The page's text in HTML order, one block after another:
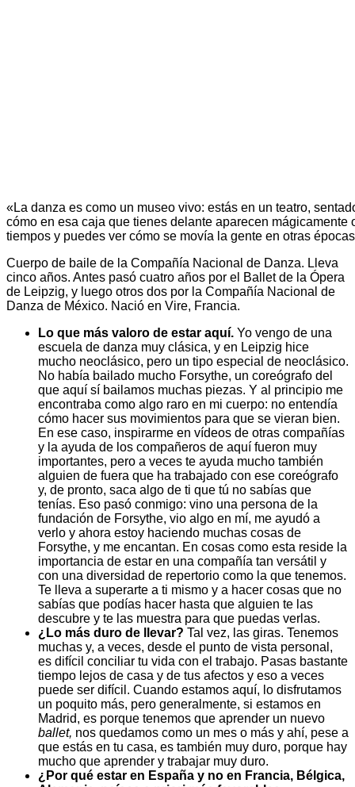
«La danza es como un museo vivo: estás en un teatro,
cómo en esa caja que tienes delante aparecen mágicamente
tiempos y puedes ver cómo se movía la gente en otras
Cuerpo de baile de la Compañía Nacional de Danza. Lleva
cinco años. Antes pasó cuatro años por el Ballet de la Ópera
de Leipzig, y luego otros dos por la Compañía Nacional de
Danza de México. Nació en Vire, Francia.
Lo que más valoro de estar aquí. Yo vengo de una
escuela de danza muy clásica, y en Leipzig hice
mucho neoclásico, pero un tipo especial de neoclásico.
No había bailado mucho Forsythe, un coreógrafo del
que aquí sí bailamos muchas piezas. Y al principio me
encontraba como algo raro en mi cuerpo: no entendía
cómo hacer sus movimientos para que se vieran bien.
En ese caso, inspirarme en vídeos de otras compañías
y la ayuda de los compañeros de aquí fueron muy
importantes, pero a veces te ayuda mucho también
alguien de fuera que ha trabajado con ese coreógrafo
y, de pronto, saca algo de ti que tú no sabías que
tenías. Eso pasó conmigo: vino una persona de la
fundación de Forsythe, vio algo en mí, me ayudó a
verlo y ahora estoy haciendo muchas cosas de
Forsythe, y me encantan. En cosas como esta reside la
importancia de estar en una compañía tan versátil y
con una diversidad de repertorio como la que tenemos.
Te lleva a superarte a ti mismo y a hacer cosas que no
sabías que podías hacer hasta que alguien te las
descubre y te las muestra para que puedas verlas.
¿Lo más duro de llevar? Tal vez, las giras. Tenemos
muchas y, a veces, desde el punto de vista personal,
es difícil conciliar tu vida con el trabajo. Pasas bastante
tiempo lejos de casa y de tus afectos y eso a veces
puede ser difícil. Cuando estamos aquí, lo disfrutamos
un poquito más, pero generalmente, si estamos en
Madrid, es porque tenemos que aprender un nuevo
ballet, nos quedamos como un mes o más y ahí, pese a
que estás en tu casa, es también muy duro, porque hay
mucho que aprender y trabajar muy duro.
¿Por qué estar en España y no en Francia, Bélgica,